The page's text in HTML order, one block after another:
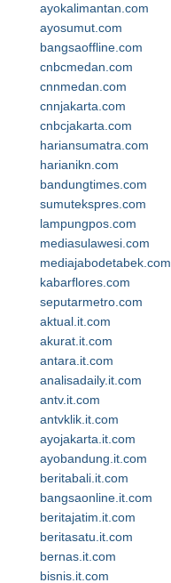
ayokalimantan.com
ayosumut.com
bangsaoffline.com
cnbcmedan.com
cnnmedan.com
cnnjakarta.com
cnbcjakarta.com
hariansumatra.com
harianikn.com
bandungtimes.com
sumutekspres.com
lampungpos.com
mediasulawesi.com
mediajabodetabek.com
kabarflores.com
seputarmetro.com
aktual.it.com
akurat.it.com
antara.it.com
analisadaily.it.com
antv.it.com
antvklik.it.com
ayojakarta.it.com
ayobandung.it.com
beritabali.it.com
bangsaonline.it.com
beritajatim.it.com
beritasatu.it.com
bernas.it.com
bisnis.it.com